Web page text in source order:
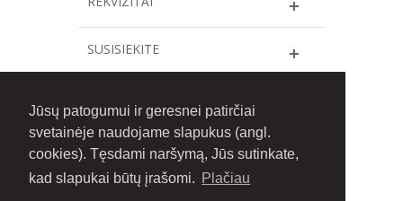
Jūsų patogumui ir geresnei patirčiai
svetainėje naudojame slapukus (angl.
cookies). Tęsdami naršymą, Jūs sutinkate,
kad slapukai būtų įrašomi. Plačiau
SUSISIEKITE
FACEBOOK